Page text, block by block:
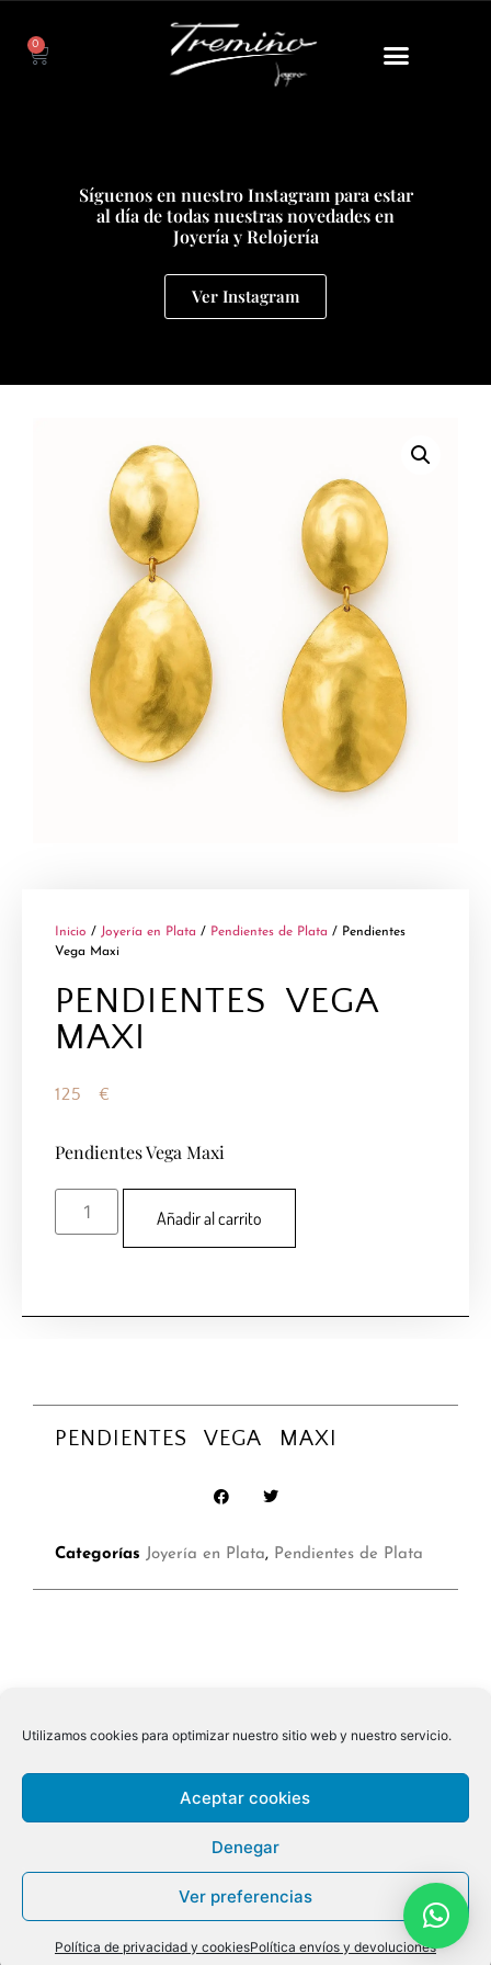
Utilizamos cookies para optimizar nuestro sitio web y nuestro servicio.
Aceptar cookies
Denegar
Ver preferencias
Política de privacidad y cookiesPolítica envíos y devoluciones
0
Síguenos en nuestro Instagram para estar
al día de todas nuestras novedades en
Joyería y Relojería
Ver Instagram
Inicio / Joyería en Plata / Pendientes de Plata / Pendientes
Vega Maxi
PENDIENTES VEGA
MAXI
125€
Pendientes Vega Maxi
Añadir al carrito
PENDIENTES VEGA MAXI
Categorías Joyería en Plata, Pendientes de Plata
© 2026 ALL RIGHTS RESERVED